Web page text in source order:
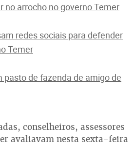
no arrocho no governo Temer
redes sociais para defender
Temer
pasto de fazenda de amigo de
conselheiros, assessores
avaliavam nesta sexta-feira